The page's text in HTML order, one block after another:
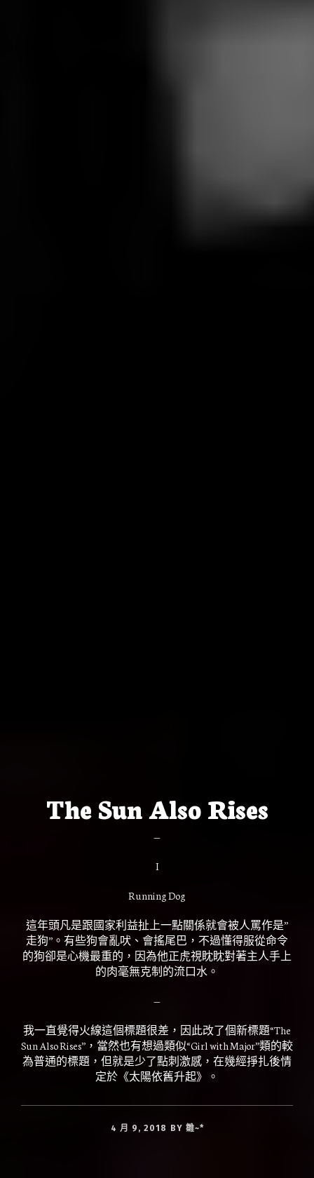
The Sun Also Rises
—
I
Running Dog
這年頭凡是跟國家利益扯上一點關係就會被人罵作是”
走狗”。有些狗會亂吠、會搖尾巴，不過懂得服從命令
的狗卻是心機最重的，因為他正虎視眈眈對著主人手上
的肉毫無克制的流口水。
—
我一直覺得火線這個標題很差，因此改了個新標題“The
Sun Also Rises”，當然也有想過類似“Girl with Major”類的較
為普通的標題，但就是少了點刺激感，在幾經掙扎後情
定於《太陽依舊升起》。
4 月 9, 2018 BY 雛~*